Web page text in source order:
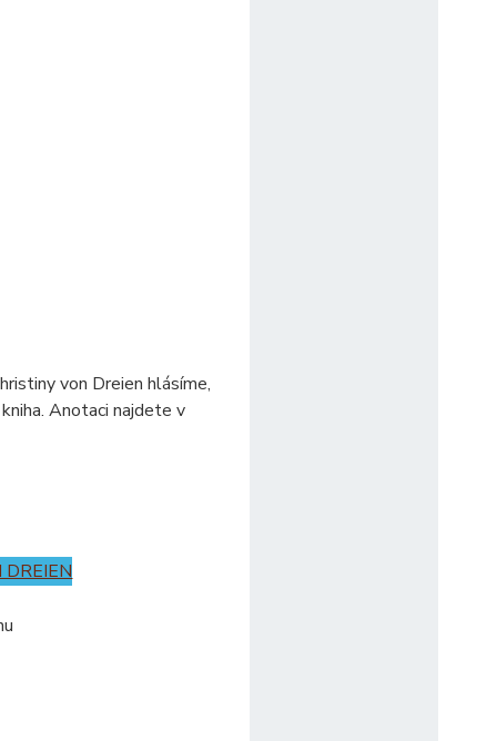
von Dreien hlásíme,
Anotaci najdete v
DREIEN